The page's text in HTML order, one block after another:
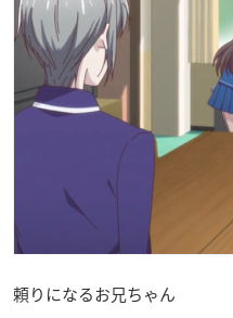
頼りになるお兄ちゃん